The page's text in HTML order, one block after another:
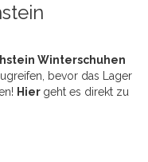
Winterschuhen
bevor das Lager
Hier geht es direkt zu